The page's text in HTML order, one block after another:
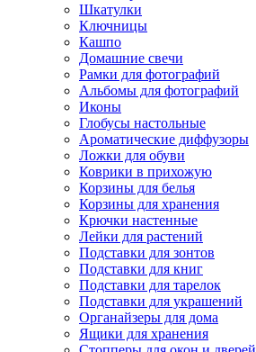
Шкатулки
Ключницы
Кашпо
Домашние свечи
Рамки для фотографий
Альбомы для фотографий
Иконы
Глобусы настольные
Ароматические диффузоры
Ложки для обуви
Коврики в прихожую
Корзины для белья
Корзины для хранения
Крючки настенные
Лейки для растений
Подставки для зонтов
Подставки для книг
Подставки для тарелок
Подставки для украшений
Органайзеры для дома
Ящики для хранения